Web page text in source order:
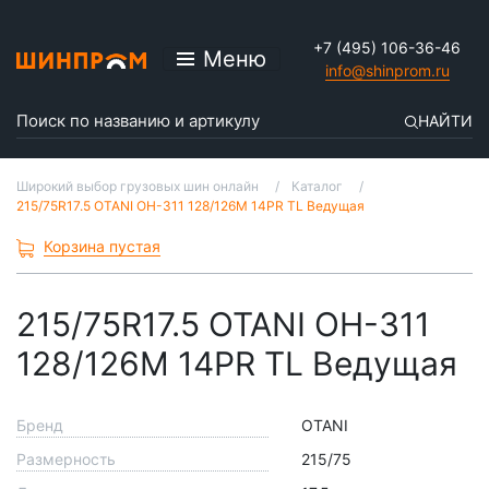
Меню
+7 (495) 106-36-46
info@shinprom.ru
НАЙТИ
Широкий выбор грузовых шин онлайн
Каталог
215/75R17.5 OTANI OH-311 128/126M 14PR TL Ведущая
Корзина пустая
215/75R17.5 OTANI OH-311
128/126M 14PR TL Ведущая
Бренд
OTANI
Размерность
215/75